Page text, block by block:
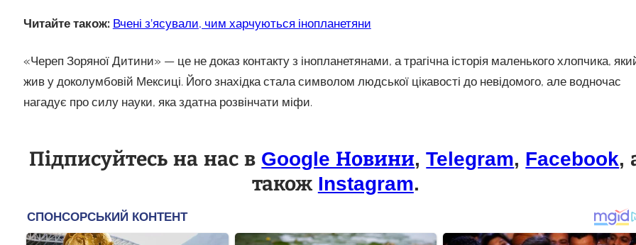
Читайте також: Вчені з’ясували, чим харчуються інопланетяни
«Череп Зоряної Дитини» — це не доказ контакту з інопланетянами, а трагічна історія маленького хлопчика,
жив у доколумбовій Мексиці. Його знахідка стала символом людської цікавості до невідомого, але водночас
нагадує про силу науки, яка здатна розвінчати міфи.
Підписуйтесь на нас в Google Новини,Telegram, Facebook,
також Instagram.